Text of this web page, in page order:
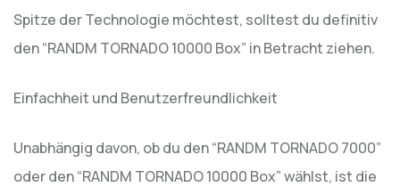
Spitze der Technologie möchtest, solltest du definitiv
den “RANDM TORNADO 10000 Box” in Betracht ziehen.
Einfachheit und Benutzerfreundlichkeit
Unabhängig davon, ob du den “RANDM TORNADO 7000”
oder den “RANDM TORNADO 10000 Box” wählst, ist die